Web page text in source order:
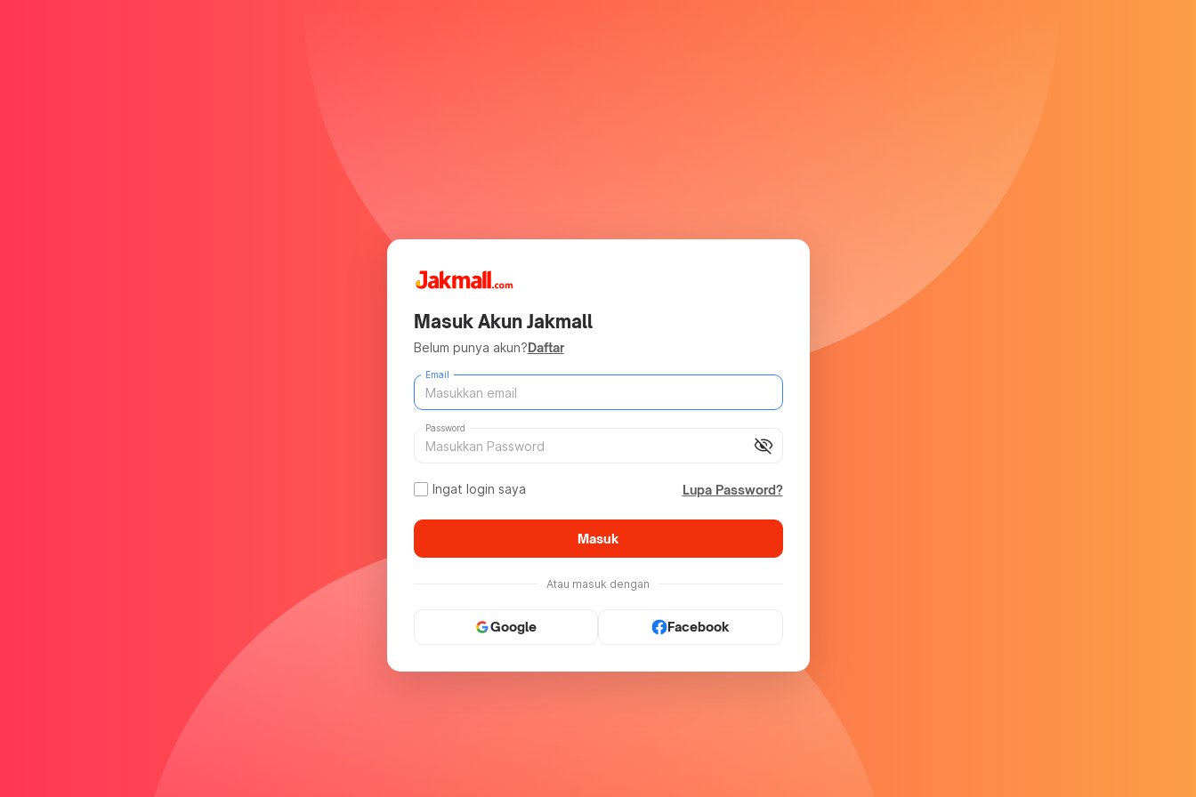
Masuk Akun Jakmall
Belum punya akun?Daftar
Email
visibility_off
Password
Ingat login saya Lupa Password?
Masuk
Atau masuk dengan
Google Facebook